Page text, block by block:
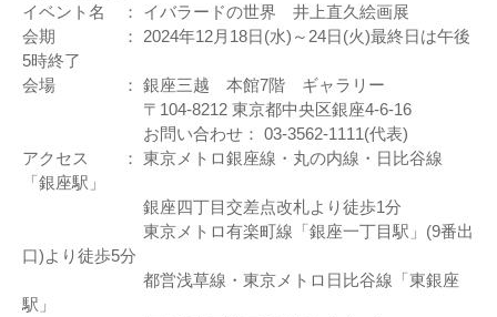
イベント名 ： イバラードの世界 井上直久絵画展
会期 ： 2024年12月18日(水)～24日(火)最終日は午後
5時終了
会場 ： 銀座三越 本館7階 ギャラリー
〒104-8212 東京都中央区銀座4-6-16
お問い合わせ： 03-3562-1111(代表)
アクセス ： 東京メトロ銀座線・丸の内線・日比谷線
「銀座駅」
銀座四丁目交差点改札より徒歩1分
東京メトロ有楽町線「銀座一丁目駅」(9番出
口)より徒歩5分
都営浅草線・東京メトロ日比谷線「東銀座
駅」